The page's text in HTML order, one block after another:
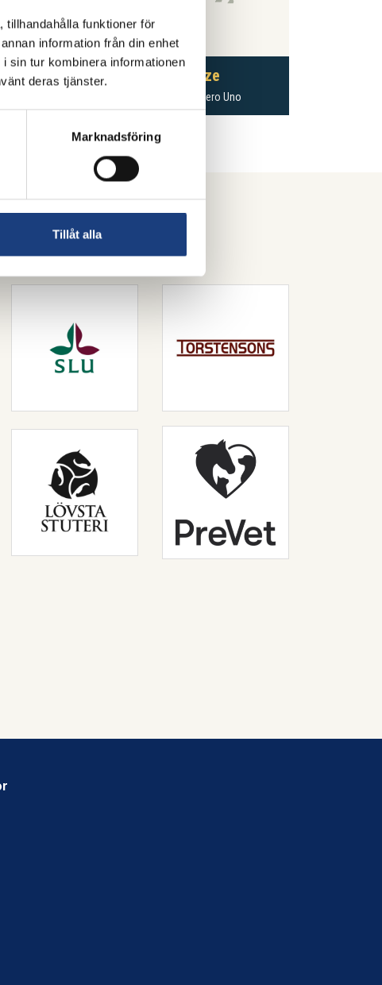
tillhandahålla funktioner för
information från din enhet
sin tur kombinera informationen
deras tjänster.
Marknadsföring
Tillåt alla
Kamikaze
– Numero Uno